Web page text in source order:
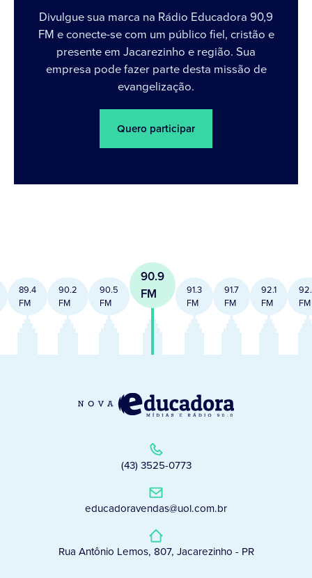
Divulgue sua marca na Rádio Educadora 90,9
FM e conecte-se com um público fiel, cristão e
presente em Jacarezinho e região. Sua
empresa pode fazer parte desta missão de
evangelização.
Quero participar
89.4
FM
90.2
FM
90.5
FM
90.9
FM
91.3
FM
91.7
FM
92.1
FM
FM
(43) 3525-0773
educadoravendas@uol.com.br
Rua Antônio Lemos, 807, Jacarezinho - PR